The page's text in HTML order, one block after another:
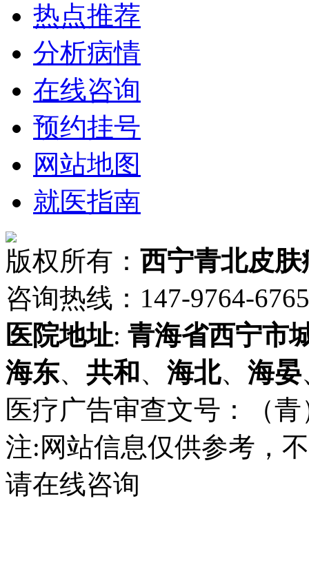
热点推荐
分析病情
在线咨询
预约挂号
网站地图
就医指南
版权所有： 西宁青北皮肤
咨询热线：147-9764-
医院地址: 青海省西宁市
海东、 共和 、 海北、 海晏
医疗广告审查文号：（
注:网站信息仅供参考，
请在线咨询